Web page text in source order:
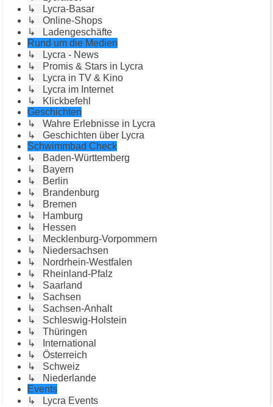
↳ Lycra-Basar
↳ Online-Shops
↳ Ladengeschäfte
Rund um die Medien
↳ Lycra - News
↳ Promis & Stars in Lycra
↳ Lycra in TV & Kino
↳ Lycra im Internet
↳ Klickbefehl
Geschichten
↳ Wahre Erlebnisse in Lycra
↳ Geschichten über Lycra
Schwimmbad Check
↳ Baden-Württemberg
↳ Bayern
↳ Berlin
↳ Brandenburg
↳ Bremen
↳ Hamburg
↳ Hessen
↳ Mecklenburg-Vorpommern
↳ Niedersachsen
↳ Nordrhein-Westfalen
↳ Rheinland-Pfalz
↳ Saarland
↳ Sachsen
↳ Sachsen-Anhalt
↳ Schleswig-Holstein
↳ Thüringen
↳ International
↳ Österreich
↳ Schweiz
↳ Niederlande
Events
↳ Lycra Events